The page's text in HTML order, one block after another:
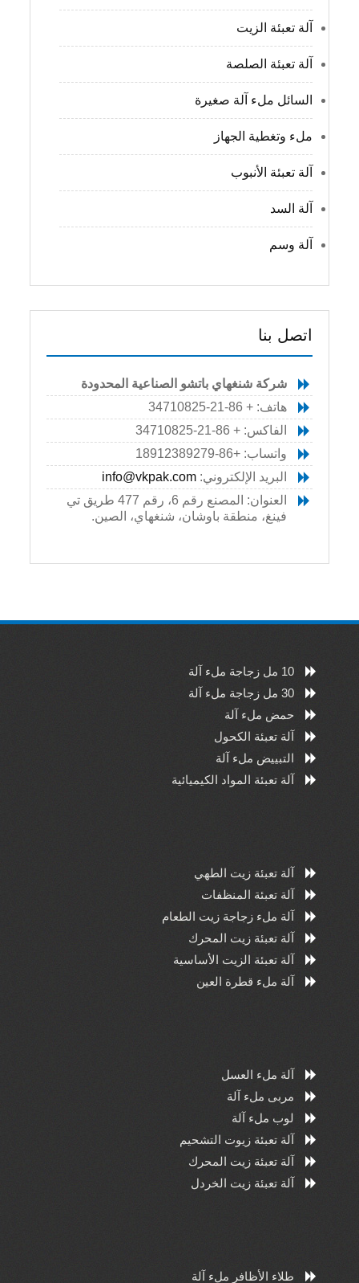
آلة تعبئة الزيت
آلة تعبئة الصلصة
السائل ملء آلة صغيرة
ملء وتغطية الجهاز
آلة تعبئة الأنبوب
آلة السد
آلة وسم
اتصل بنا
شركة شنغهاي باتشو الصناعية المحدودة
هاتف: + 86-21-34710825
الفاكس: + 86-21-34710825
واتساب: +86-18912389279
البريد الإلكتروني:info@vkpak.com
العنوان: المصنع رقم 6، رقم 477 طريق تي
فينغ، منطقة باوشان، شنغهاي، الصين.
10 مل زجاجة ملء آلة
30 مل زجاجة ملء آلة
حمض ملء آلة
آلة تعبئة الكحول
التبييض ملء آلة
آلة تعبئة المواد الكيميائية
آلة تعبئة زيت الطهي
آلة تعبئة المنظفات
آلة ملء زجاجة زيت الطعام
آلة تعبئة زيت المحرك
آلة تعبئة الزيت الأساسية
آلة ملء قطرة العين
آلة ملء العسل
مربى ملء آلة
لوب ملء آلة
آلة تعبئة زيوت التشحيم
آلة تعبئة زيت المحرك
آلة تعبئة زيت الخردل
طلاء الأظافر ملء آلة